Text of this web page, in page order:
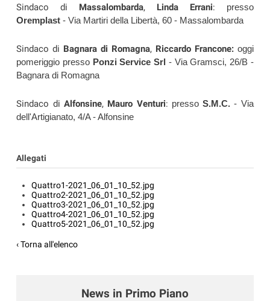
Sindaco di Massalombarda, Linda Errani:
presso
Oremplast - Via Martiri della Libertà, 60 - Massalombarda
Sindaco di Bagnara di Romagna, Riccardo Francone: oggi
pomeriggio presso Ponzi Service Srl - Via Gramsci, 26/B -
Bagnara di Romagna
Sindaco di Alfonsine, Mauro Venturi: pressoS.M.C. - Via
dell'Artigianato, 4/A - Alfonsine
Allegati
Quattro1-2021_06_01_10_52.jpg
Quattro2-2021_06_01_10_52.jpg
Quattro3-2021_06_01_10_52.jpg
Quattro4-2021_06_01_10_52.jpg
Quattro5-2021_06_01_10_52.jpg
‹ Torna all'elenco
News in Primo Piano